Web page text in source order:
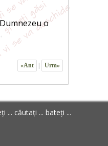
o
«Ant Urm»
... căutați ... bateți ...